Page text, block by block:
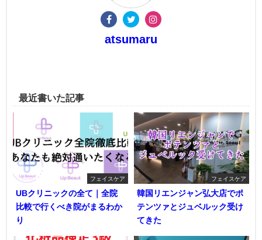
atsumaru
最近書いた記事
フェイスケア
UBクリニックの全て｜全院
比較で行くべき院がまるわか
り
フェイスケア
韓国リエンジャン弘大店でポ
テンツァとジュベルック受け
てきた